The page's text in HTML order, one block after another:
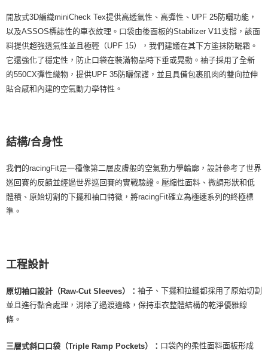
開放式3D編織miniCheck Tex提供高透氣性、高彈性、UPF 25防曬功能，
以及ASSOS標誌性的車衣紋理。口袋由後面板的Stabilizer V11支撐，該面
料提供超強透氣性並且極輕（UPF 15），我們建議在其下方塗抹防曬霜。
它還強化了穩定性，防止口袋在裝滿物品時下垂或晃動。袖子採用了全新
的550CX彈性織物，提供UPF 35防曬保護，並且具備包裹肌肉的雙向拉伸
貼合感和內建的空氣動力學特性。
結構/合身性
我們的racingFit是一種像第二層皮膚般的空氣動力學輪廓，設計參考了世界
巡回賽的反饋並經過世界巡回賽的實戰驗證。壓縮性面料、微調形狀和低
體積、原始切割的下擺和袖口特徵，將racingFit確立為極速系列的終極標
準。
工程設計
原切袖口設計（Raw-Cut Sleeves）： 袖子、下擺和拉鏈都採用了原始切割
並且進行黏合處理，消除了過渡邊緣，保持車衣整體結構的乾淨優雅線
條。
三層式斜口口袋（Triple Ramp Pockets）： 口袋內的柔性面料面板形成